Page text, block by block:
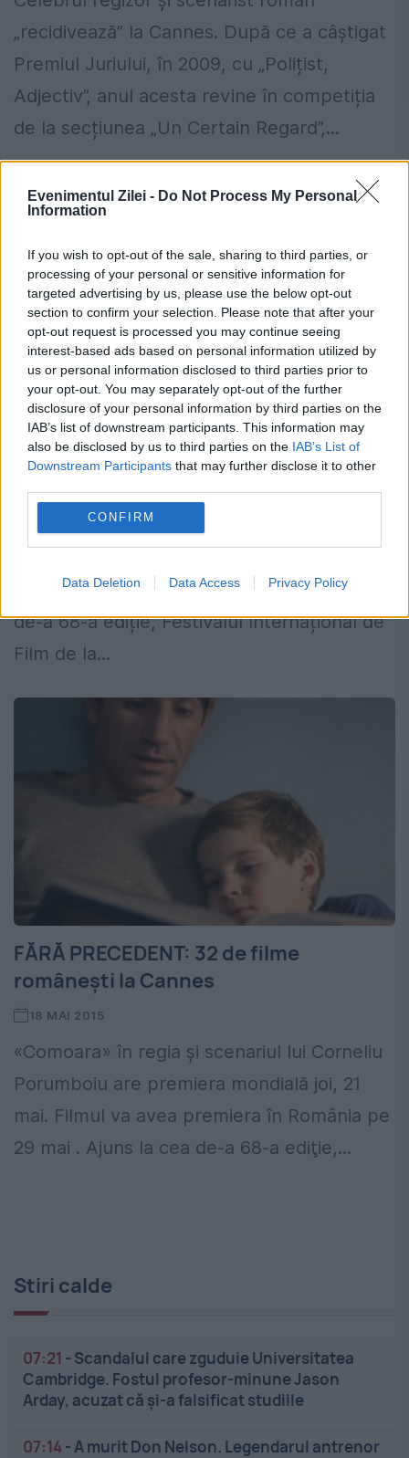
Evenimentul Zilei - Do Not Process My Personal
Information
If you wish to opt-out of the sale, sharing to third parties, or
processing of your personal or sensitive information for
targeted advertising by us, please use the below opt-out
section to confirm your selection. Please note that after your
opt-out request is processed you may continue seeing
interest-based ads based on personal information utilized by
us or personal information disclosed to third parties prior to
your opt-out. You may separately opt-out of the further
disclosure of your personal information by third parties on the
IAB’s list of downstream participants. This information may
also be disclosed by us to third parties on the IAB’s List of
Downstream Participants that may further disclose it to other
CONFIRM
Data Deletion Data Access Privacy Policy
„recidivează” la Cannes. După ce a câștigat
Premiul Juriului, în 2009, cu „Polițist,
Adjectiv”, anul acesta revine în competiția
de la secțiunea „Un Certain Regard”,...
Filmul lui Porumboiu, printre cele mai
așteptate pelicule de la Cannes
19 MAI 2015
„Comoara”, filmul în regia și scenariul lui
mondială joi, 21 mai, la Cannes. Ajuns la cea
de-a 68-a ediție, Festivalul Internațional de
Film de la...
FĂRĂ PRECEDENT: 32 de filme
românești la Cannes
18 MAI 2015
«Comoara» în regia şi scenariul lui Corneliu
Porumboiu are premiera mondială joi, 21
mai. Filmul va avea premiera în România pe
29 mai . Ajuns la cea de-a 68-a ediţie,...
Stiri calde
07:21 - Scandalul care zguduie Universitatea
Cambridge. Fostul profesor-minune Jason
Arday, acuzat că și-a falsificat studiile
07:14- A murit Don Nelson. Legendarul antrenor